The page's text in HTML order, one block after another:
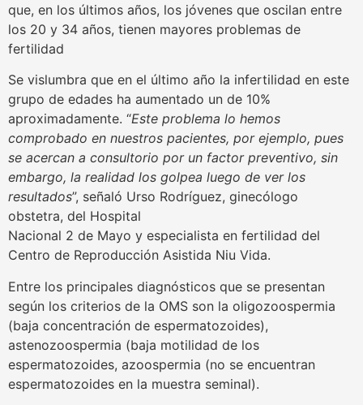
que, en los últimos años, los jóvenes que oscilan entre
los 20 y 34 años, tienen mayores problemas de
fertilidad
Se vislumbra que en el último año la infertilidad en este
grupo de edades ha aumentado un de 10%
aproximadamente. “Este problema lo hemos
comprobado en nuestros pacientes, por ejemplo, pues
se acercan a consultorio por un factor preventivo, sin
embargo, la realidad los golpea luego de ver los
resultados”, señaló Urso Rodríguez, ginecólogo
obstetra, del Hospital
Nacional 2 de Mayo y especialista en fertilidad del
Centro de Reproducción Asistida Niu Vida.
Entre los principales diagnósticos que se presentan
según los criterios de la OMS son la oligozoospermia
(baja concentración de espermatozoides),
astenozoospermia (baja motilidad de los
espermatozoides, azoospermia (no se encuentran
espermatozoides en la muestra seminal).